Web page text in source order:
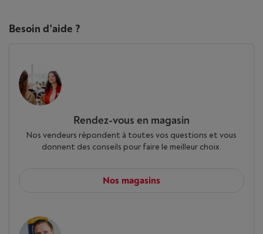
Besoin d'aide ?
Rendez-vous en magasin
Nos vendeurs répondent à toutes vos questions et vous
donnent des conseils pour faire le meilleur choix.
Nos magasins